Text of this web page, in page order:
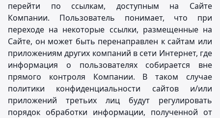
перейти по ссылкам, доступным на Сайте
Компании. Пользователь понимает, что при
переходе на некоторые ссылки, размещенные на
Сайте, он может быть перенаправлен к сайтам или
приложениям других компаний в сети Интернет, где
информация о пользователях собирается вне
прямого контроля Компании. В таком случае
политики конфиденциальности сайтов и/или
приложений третьих лиц будут регулировать
порядок обработки информации, полученной от